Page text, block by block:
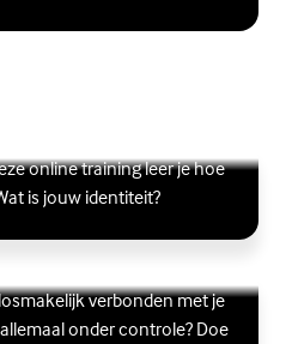
- Wie ben ik?
online training leer je hoe
is jouw identiteit?
- Wie ben ik?
verbonden met je
onder controle? Doe
in balans?